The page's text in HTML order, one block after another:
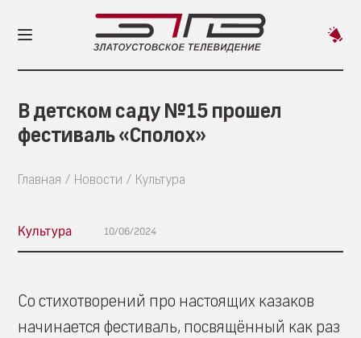
В детском саду №15 прошел
фестиваль «Сполох»
Главная Новости Культура
Культура 10/06/2024
Со стихотворений про настоящих казаков
начинается фестиваль, посвящённый как раз